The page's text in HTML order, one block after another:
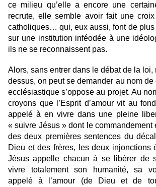
ce milieu qu’elle a encore une
recrute, elle semble avoir fait une
catholiques… qui, eux aussi, font de
sur une institution inféodée à une
ils ne se reconnaissent pas.
Alors, sans entrer dans le débat de la
dessus, on peut se demander au nom
ecclésiastique s’oppose au projet. Au
croyons que l’Esprit d’amour vit au
appelé à en vivre dans une pleine
« suivre Jésus » dont le commandement
des deux premières sentences du
Dieu et des frères, les deux injonctions
Jésus appelle chacun à se libérer de
vivre totalement son humanité, sa
appelé à l’amour (de Dieu et de